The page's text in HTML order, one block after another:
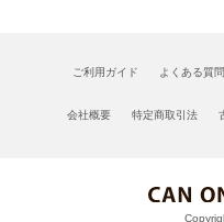
ご利用ガイド よくある質問
会社概要 特定商取引法